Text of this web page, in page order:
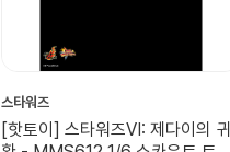
스타워즈
[핫토이] 스타워즈VI: 제다이의 귀